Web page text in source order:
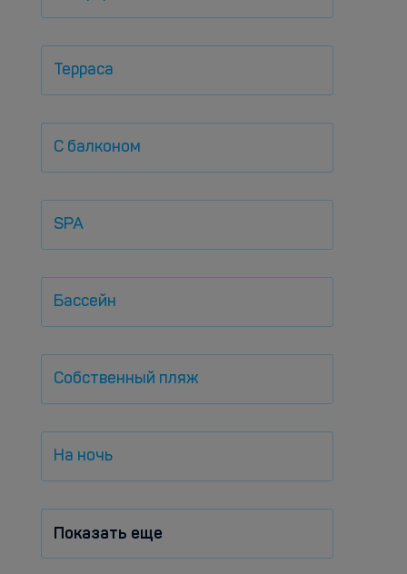
Терраса
С балконом
SPA
Бассейн
Собственный пляж
На ночь
Показать еще